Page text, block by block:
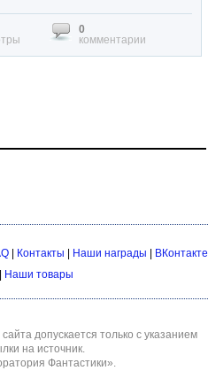
0
комментарии
| Контакты Наши награды
ВКонтакте
Наши товары
допускается только с указанием
на источник.
Фантастики».